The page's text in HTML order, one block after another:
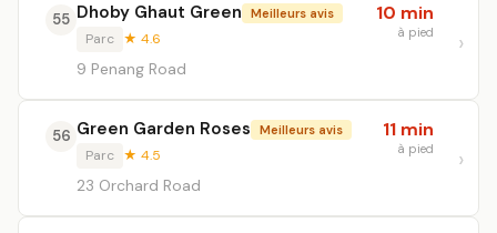
55 Dhoby Ghaut Green Meilleurs avis
Parc ★ 4.6
9 Penang Road
10 min
à pied
56 Green Garden Roses Meilleurs avis
Parc ★ 4.5
23 Orchard Road
11 min
à pied